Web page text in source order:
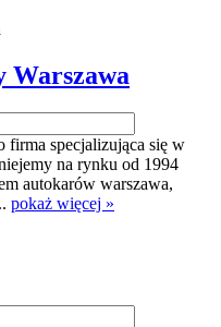
Warszawa
firma specjalizująca się w
na rynku od 1994
autokarów warszawa,
pokaż więcej »